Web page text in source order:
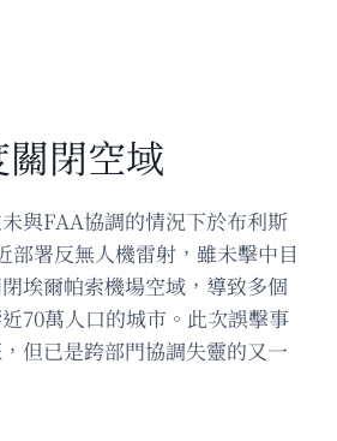
閉空域
與FAA協調的情況下於布利斯
署反無人機雷射，雖未擊中目
埃爾帕索機場空域，導致多個
70萬人口的城市。此次誤擊事
但已是跨部門協調失靈的又一